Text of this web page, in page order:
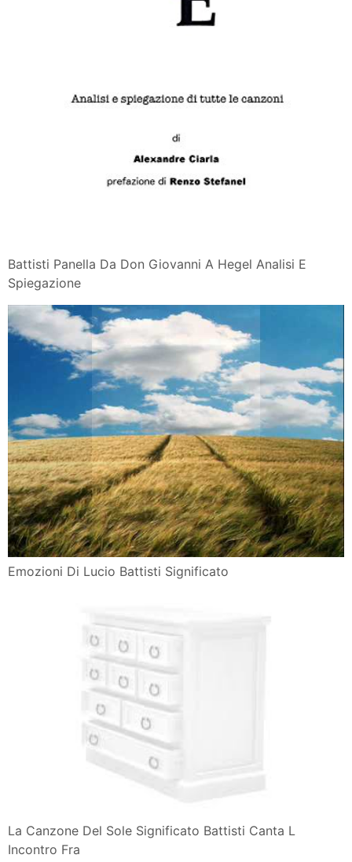
Battisti Panella Da Don Giovanni A Hegel Analisi E
Spiegazione
Emozioni Di Lucio Battisti Significato
La Canzone Del Sole Significato Battisti Canta L
Incontro Fra